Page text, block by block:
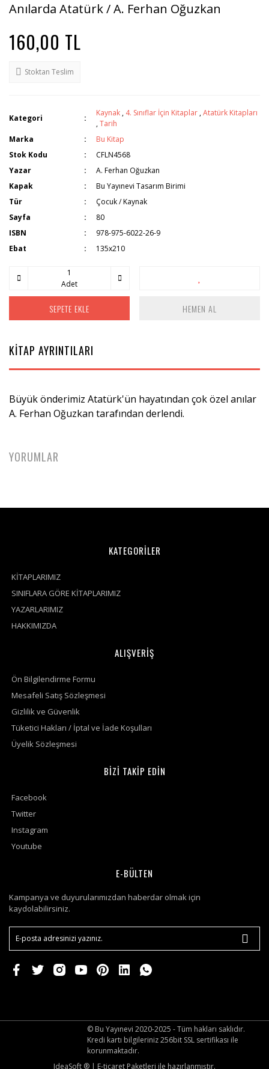
Anılarda Atatürk / A. Ferhan Oğuzkan
160,00 TL
Stoktan Teslim
Kategori
Kaynak , 4. Sınıflar İçin Kitaplar ,Atatürk Kitapları
,Tarih
Marka
Bu Kitap
Stok Kodu
CFLN4568
Yazar
A. Ferhan Oğuzkan
Kapak
Bu Yayınevi Tasarım Birimi
Tür
Çocuk / Kaynak
Sayfa
80
ISBN
978-975-6022-26-9
Ebat
135x210
Adet
SEPETE EKLE HEMEN AL
KİTAP AYRINTILARI
Büyük önderimiz Atatürk'ün hayatından çok özel anılar
A. Ferhan Oğuzkan tarafından derlendi.
YORUMLAR
KATEGORİLER
KİTAPLARIMIZ
SINIFLARA GÖRE KİTAPLARIMIZ
YAZARLARIMIZ
HAKKIMIZDA
ALIŞVERİŞ
Ön Bilgilendirme Formu
Mesafeli Satış Sözleşmesi
Gizlilik ve Güvenlik
Tüketici Hakları / İptal ve İade Koşulları
Üyelik Sözleşmesi
BİZİ TAKİP EDİN
Facebook
Twitter
Instagram
Youtube
E-BÜLTEN
Kampanya ve duyurularımızdan haberdar olmak için
kaydolabilirsiniz.
© Bu Yayınevi 2020-2025 - Tüm hakları saklıdır.
Kredi kartı bilgileriniz 256bit SSL sertifikası ile
korunmaktadır.
IdeaSoft ® | E-ticaret Paketleri ile hazırlanmıştır.